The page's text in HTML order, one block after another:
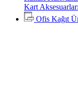
Kart Aksesuarları
Ofis Kağıt